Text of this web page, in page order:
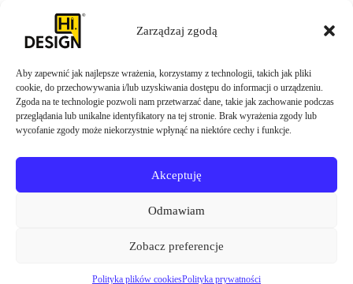
Zarządzaj zgodą
Aby zapewnić jak najlepsze wrażenia, korzystamy z technologii, takich jak pliki
cookie, do przechowywania i/lub uzyskiwania dostępu do informacji o urządzeniu.
Zgoda na te technologie pozwoli nam przetwarzać dane, takie jak zachowanie podczas
przeglądania lub unikalne identyfikatory na tej stronie. Brak wyrażenia zgody lub
wycofanie zgody może niekorzystnie wpłynąć na niektóre cechy i funkcje.
Akceptuję
Odmawiam
Zobacz preferencje
Polityka plików cookiesPolityka prywatności
ZAMÓW TERAZ